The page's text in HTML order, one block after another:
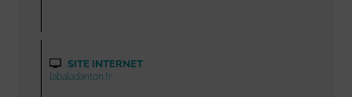
SITE INTERNET
labaladanton.fr